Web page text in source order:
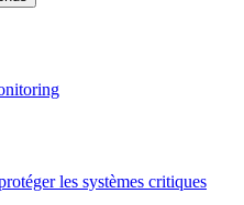
les systèmes critiques